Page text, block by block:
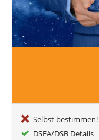
Selbst bestimmen!
DSFA/DSB Details